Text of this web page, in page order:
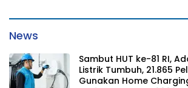
News
Sambut HUT ke-81 RI,
Listrik Tumbuh, 21.865
Gunakan Home